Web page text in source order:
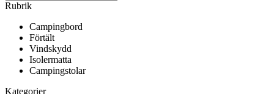
Rubrik
Campingbord
Förtält
Vindskydd
Isolermatta
Campingstolar
Kategorier